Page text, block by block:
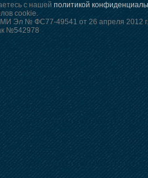
с нашей политикой
cookie.
Эл № ФС77-49541 от 26 апреля 2012 г.
№542978